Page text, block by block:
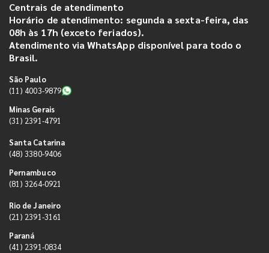
Centrais de atendimento
Horário de atendimento: segunda a sexta-feira, das
08h às 17h (exceto feriados).
Atendimento via WhatsApp disponível para todo o
Brasil.
São Paulo
(11) 4003-9879
Minas Gerais
(31) 2391-4791
Santa Catarina
(48) 3380-9406
Pernambuco
(81) 3264-0921
Rio de Janeiro
(21) 2391-3161
Paraná
(41) 2391-0834